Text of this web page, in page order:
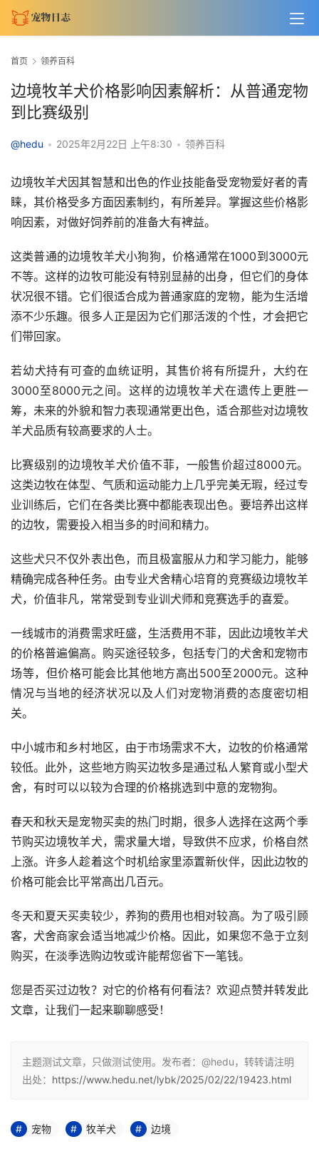
首页 领养百科
边境牧羊犬价格影响因素解析：从普通宠物
到比赛级别
@hedu • 2025年2月22日 上午8:30 • 领养百科
边境牧羊犬因其智慧和出色的作业技能备受宠物爱好者的青
睐，其价格受多方面因素制约，有所差异。掌握这些价格影
响因素，对做好饲养前的准备大有裨益。
这类普通的边境牧羊犬小狗狗，价格通常在1000到3000元
不等。这样的边牧可能没有特别显赫的出身，但它们的身体
状况很不错。它们很适合成为普通家庭的宠物，能为生活增
添不少乐趣。很多人正是因为它们那活泼的个性，才会把它
们带回家。
若幼犬持有可查的血统证明，其售价将有所提升，大约在
3000至8000元之间。这样的边境牧羊犬在遗传上更胜一
筹，未来的外貌和智力表现通常更出色，适合那些对边境牧
羊犬品质有较高要求的人士。
比赛级别的边境牧羊犬价值不菲，一般售价超过8000元。
这类边牧在体型、气质和运动能力上几乎完美无瑕，经过专
业训练后，它们在各类比赛中都能表现出色。要培养出这样
的边牧，需要投入相当多的时间和精力。
这些犬只不仅外表出色，而且极富服从力和学习能力，能够
精确完成各种任务。由专业犬舍精心培育的竞赛级边境牧羊
犬，价值非凡，常常受到专业训犬师和竞赛选手的喜爱。
一线城市的消费需求旺盛，生活费用不菲，因此边境牧羊犬
的价格普遍偏高。购买途径较多，包括专门的犬舍和宠物市
场等，但价格可能会比其他地方高出500至2000元。这种
情况与当地的经济状况以及人们对宠物消费的态度密切相
关。
中小城市和乡村地区，由于市场需求不大，边牧的价格通常
较低。此外，这些地方购买边牧多是通过私人繁育或小型犬
舍，有时可以以较为合理的价格挑选到中意的宠物狗。
春天和秋天是宠物买卖的热门时期，很多人选择在这两个季
节购买边境牧羊犬，需求量大增，导致供不应求，价格自然
上涨。许多人趁着这个时机给家里添置新伙伴，因此边牧的
价格可能会比平常高出几百元。
冬天和夏天买卖较少，养狗的费用也相对较高。为了吸引顾
客，犬舍商家会适当地减少价格。因此，如果您不急于立刻
购买，在淡季选购边牧或许能帮您省下一笔钱。
您是否买过边牧？对它的价格有何看法？欢迎点赞并转发此
文章，让我们一起来聊聊感受！
主题测试文章，只做测试使用。发布者：@hedu，转转请注明
出处： https://www.hedu.net/lybk/2025/02/22/19423.html
宠物 牧羊犬 边境